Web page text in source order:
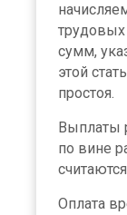
сумм,
этой
простоя.
Выплаты
по вине
Оплата